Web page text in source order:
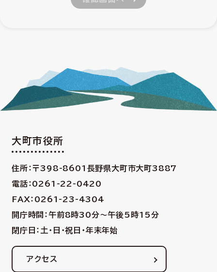
大町市役所
住所：〒398-8601 長野県大町市大町3887
電話：0261-22-0420
FAX：0261-23-4304
開庁時間：午前8時30分〜午後5時15分
閉庁日：土・日・祝日・年末年始
アクセス